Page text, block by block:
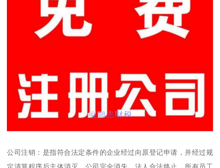
公司注销：是指符合法定条件的企业经过向原登记申请，并经过规